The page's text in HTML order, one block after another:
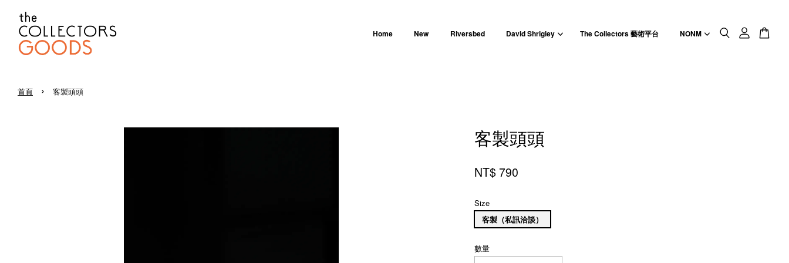
Home New Riversbed David Shrigley The Collectors 藝術平台 NONM
首頁 › 客製頭頭
客製頭頭
NT$ 790
Size
客製（私訊洽談）
數量